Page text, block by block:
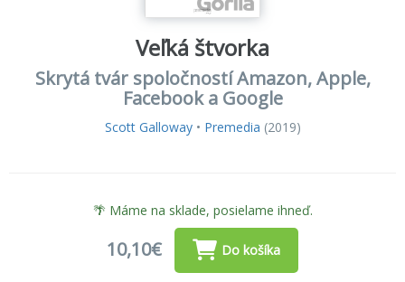
Veľká štvorka
Skrytá tvár spoločností Amazon, Apple,
Facebook a Google
Scott Galloway• Premedia (2019)
🌴 Máme na sklade, posielame ihneď.
10,10€ Do košíka